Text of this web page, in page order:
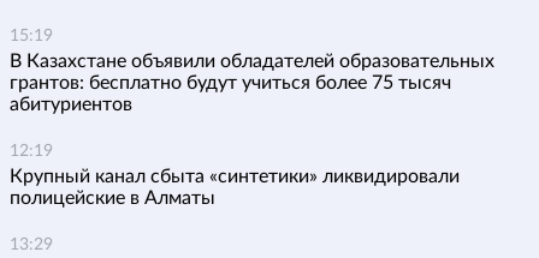
15:19
В Казахстане объявили обладателей образовательных
грантов: бесплатно будут учиться более 75 тысяч
абитуриентов
12:19
Крупный канал сбыта «синтетики» ликвидировали
полицейские в Алматы
13:29